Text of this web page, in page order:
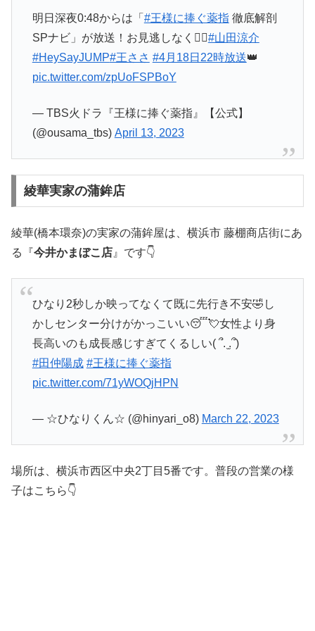
明日深夜0:48からは「 #王様に捧ぐ薬指徹底解剖
SPナビ」が放送！お見逃しなく❤️‍🔥#山田涼介
#HeySayJUMP#王ささ #4月18日22時放送👑
pic.twitter.com/zpUoFSPBoY
— TBS火ドラ『王様に捧ぐ薬指』【公式】
(@ousama_tbs) April 13, 2023
綾華実家の蒲鉾店
綾華(橋本環奈)の実家の蒲鉾屋は、横浜市 藤棚商店街にあ
る『今井かまぼこ店 』です👇
ひなり2秒しか映ってなくて既に先行き不安🤣し
かしセンター分けがかっこいい😴💘女性より身
長高いのも成長感じすぎてくるしい( ՞. ̫.՞)
#田仲陽成 #王様に捧ぐ薬指
pic.twitter.com/71yWOQjHPN
— ☆ひなりくん☆ (@hinyari_o8) March 22, 2023
場所は、横浜市西区中央2丁目5番です。普段の営業の様
子はこちら👇